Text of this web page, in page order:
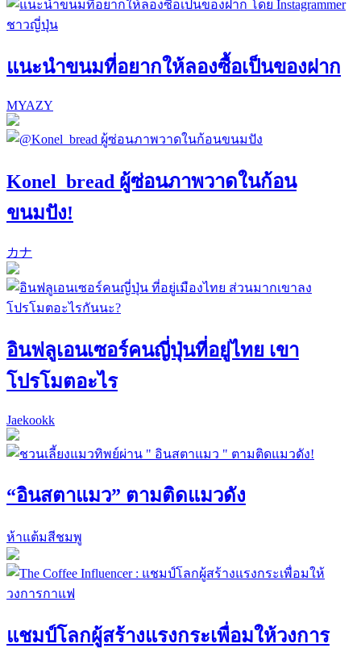
แนะนำขนมที่อยากให้ลองซื้อเป็นของฝาก
MYAZY
Konel_bread ผู้ซ่อนภาพวาดในก้อน
ขนมปัง!
カナ
อินฟลูเอนเซอร์คนญี่ปุ่นที่อยู่ไทย เขา
โปรโมตอะไร
Jaekookk
“อินสตาแมว” ตามติดแมวดัง
ห้าแต้มสีชมพู
แชมป์โลกผู้สร้างแรงกระเพื่อมให้วงการ